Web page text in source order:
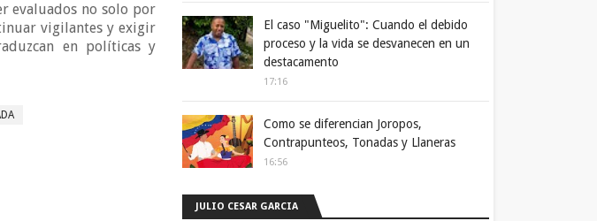
evaluados no solo por
vigilantes y exigir
en políticas y
El caso "Miguelito": Cuando el debido
proceso y la vida se desvanecen en un
destacamento
17:16
Como se diferencian Joropos,
Contrapunteos, Tonadas y Llaneras
16:56
JULIO CESAR GARCIA